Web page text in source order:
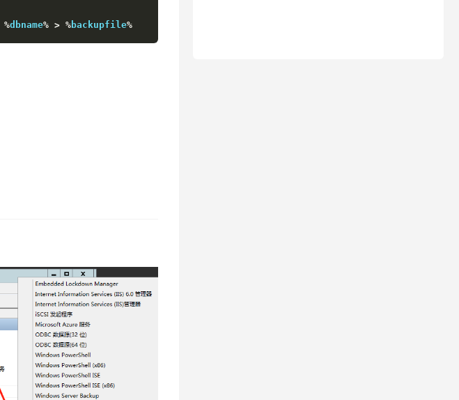
%dbname% > %backupfile%